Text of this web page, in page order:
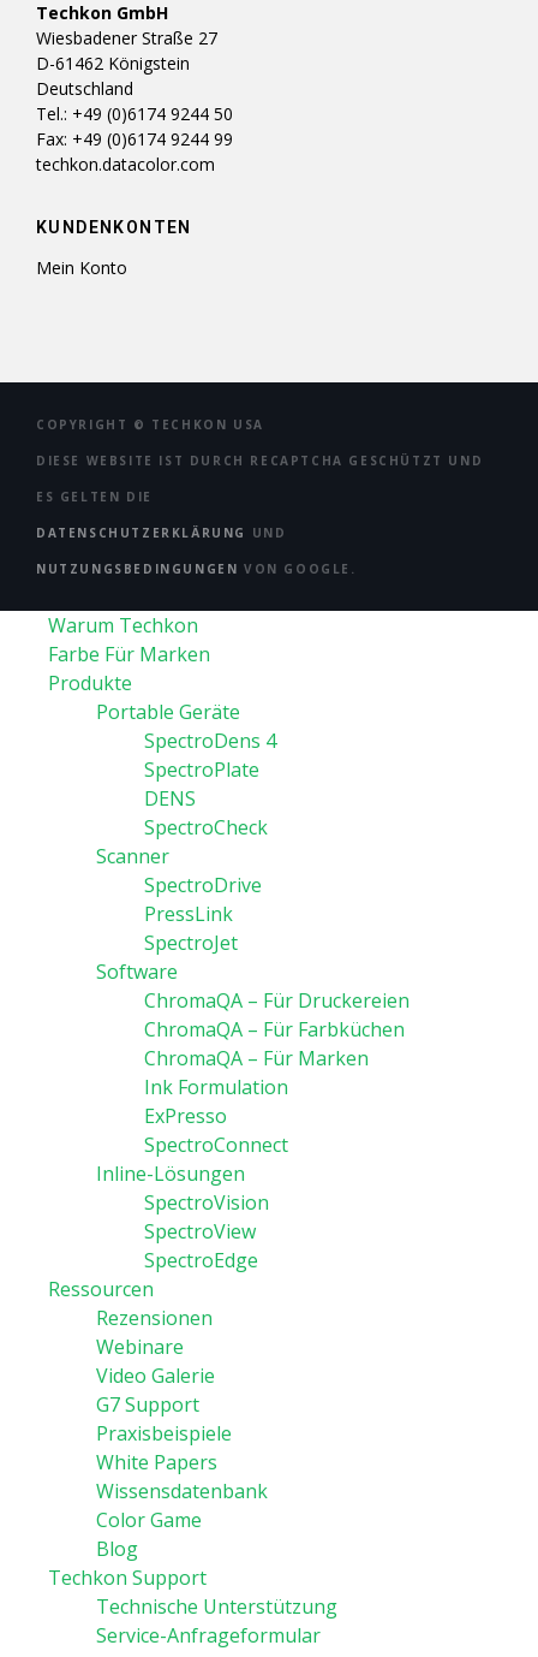
Techkon GmbH
Wiesbadener Straße 27
D-61462 Königstein
Deutschland
Tel.: +49 (0)6174 9244 50
Fax: +49 (0)6174 9244 99
techkon.datacolor.com
KUNDENKONTEN
Mein Konto
COPYRIGHT © TECHKON USA
DIESE WEBSITE IST DURCH RECAPTCHA GESCHÜTZT UND
ES GELTEN DIE
DATENSCHUTZERKLÄRUNG UND
NUTZUNGSBEDINGUNGEN VON GOOGLE.
Warum Techkon
Farbe Für Marken
Produkte
Portable Geräte
SpectroDens 4
SpectroPlate
DENS
SpectroCheck
Scanner
SpectroDrive
PressLink
SpectroJet
Software
ChromaQA – Für Druckereien
ChromaQA – Für Farbküchen
ChromaQA – Für Marken
Ink Formulation
ExPresso
SpectroConnect
Inline-Lösungen
SpectroVision
SpectroView
SpectroEdge
Ressourcen
Rezensionen
Webinare
Video Galerie
G7 Support
Praxisbeispiele
White Papers
Wissensdatenbank
Color Game
Blog
Techkon Support
Technische Unterstützung
Service-Anfrageformular